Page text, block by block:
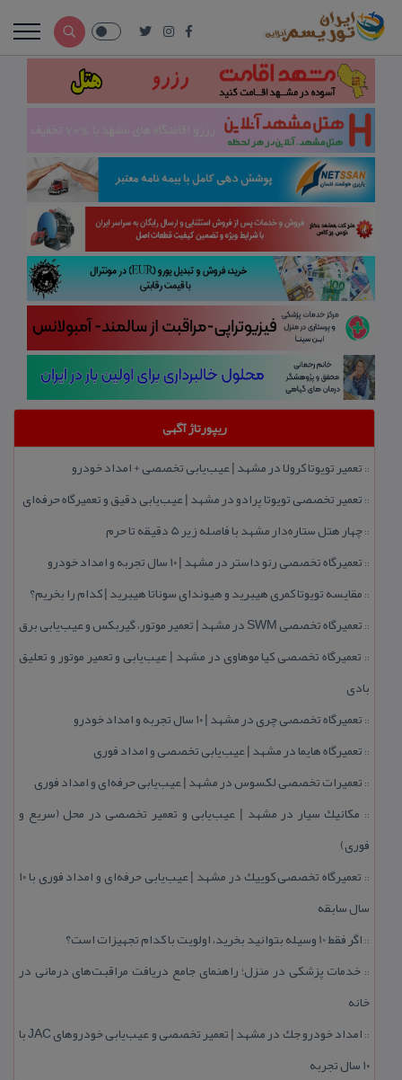
ریپورتاژ آگهی
:: تعمیر تویوتا كرولا در مشهد | عیب‌یابی تخصصی + امداد خودرو
:: تعمیر تخصصی تویوتا پرادو در مشهد | عیب‌یابی دقیق و تعمیرگاه حرفه‌ای
::چهار هتل‌ ستاره‌دار مشهد با فاصله زیر 5 دقیقه تا حرم
:: تعمیرگاه تخصصی رنو داستر در مشهد | ۱۰ سال تجربه و امداد خودرو
:: مقایسه تویوتا كمری هیبرید و هیوندای سوناتا هیبرید | كدام را بخریم؟
:: تعمیرگاه تخصصی SWM در مشهد | تعمیر موتور، گیربكس و عیب‌یابی برق
:: تعمیرگاه تخصصی كیا موهاوی در مشهد | عیب‌یابی و تعمیر موتور و تعلیق
بادی
:: تعمیرگاه تخصصی چری در مشهد | ۱۰ سال تجربه و امداد خودرو
:: تعمیرگاه هایما در مشهد | عیب‌یابی تخصصی و امداد فوری
:: تعمیرات تخصصی لكسوس در مشهد | عیب‌یابی حرفه‌ای و امداد فوری
:: مكانیك سیار در مشهد | عیب‌یابی و تعمیر تخصصی در محل (سریع و
فوری)
::
تعمیرگاه تخصصی كوییك در مشهد | عیب‌یابی حرفه‌ای و امداد فوری با ۱۰
سال سابقه
:: اگر فقط 10 وسیله بتوانید بخرید، اولویت با كدام تجهیزات است؟
:: خدمات پزشكی در منزل؛ راهنمای جامع دریافت مراقبت‌های درمانی در
خانه
::
امداد خودرو جك در مشهد | تعمیر تخصصی و عیب‌یابی خودروهای JAC با
۱۰ سال تجربه